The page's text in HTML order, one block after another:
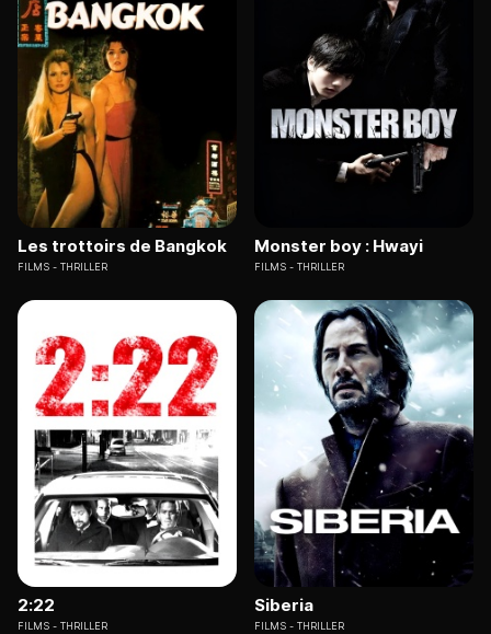
Les trottoirs de Bangkok
FILMS THRILLER
Monster boy : Hwayi
FILMS THRILLER
2:22
FILMS THRILLER
Siberia
FILMS THRILLER